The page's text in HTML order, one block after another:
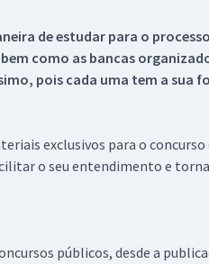
de estudar para o
como as bancas
pois cada uma tem a sua
exclusivos para o
o seu entendimento e
públicos, desde a